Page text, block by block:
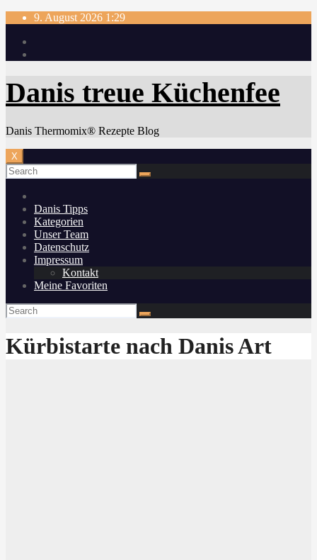
Skip
content
9. August 2026 1:29
Danis treue Küchenfee
Danis Thermomix® Rezepte Blog
X
Danis Tipps
Kategorien
Unser Team
Datenschutz
Impressum
Kontakt
Meine Favoriten
Kürbistarte nach Danis Art